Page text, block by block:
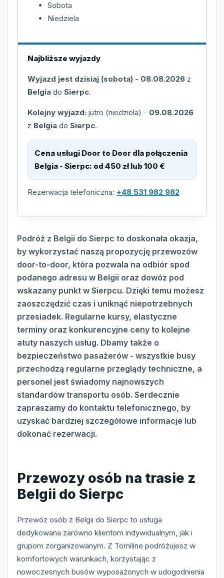
Sobota
Niedziela
Najbliższe wyjazdy
Wyjazd jest dzisiaj (sobota) - 08.08.2026 z
Belgia do Sierpc.
Kolejny wyjazd: jutro (niedziela) - 09.08.2026
z Belgia do Sierpc.
Cena usługi Door to Door dla połączenia
Belgia - Sierpc: od 450 zł lub 100 €
Rezerwacja telefoniczna: +48 531 982 982
Podróż z Belgii do Sierpc to doskonała okazja,
by wykorzystać naszą propozycję przewozów
door-to-door, która pozwala na odbiór spod
podanego adresu w Belgii oraz dowóz pod
wskazany punkt w Sierpcu. Dzięki temu możesz
zaoszczędzić czas i uniknąć niepotrzebnych
przesiadek. Regularne kursy, elastyczne
terminy oraz konkurencyjne ceny to kolejne
atuty naszych usług. Dbamy także o
bezpieczeństwo pasażerów - wszystkie busy
przechodzą regularne przeglądy techniczne, a
personel jest świadomy najnowszych
standardów transportu osób. Serdecznie
zapraszamy do kontaktu telefonicznego, by
uzyskać bardziej szczegółowe informacje lub
dokonać rezerwacji.
Przewozy osób na trasie z
Belgii do Sierpc
Przewóz osób z Belgii do Sierpc to usługa
dedykowana zarówno klientom indywidualnym, jak i
grupom zorganizowanym. Z Tomiline podróżujesz w
komfortowych warunkach, korzystając z
nowoczesnych busów wyposażonych w udogodnienia